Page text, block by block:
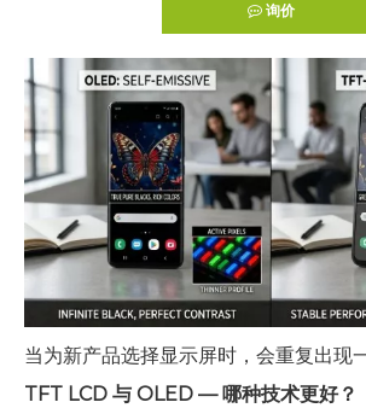
询价
当为新产品选择显示屏时，会重复出现
TFT LCD 与 OLED — 哪种技术更好？